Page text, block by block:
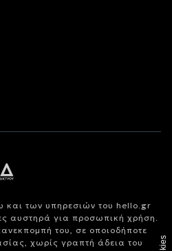
και των υπηρεσιών του hello.gr
αυστηρά για προσωπική χρήση.
του, σε οποιοδήποτε
χωρίς γραπτή άδεια του